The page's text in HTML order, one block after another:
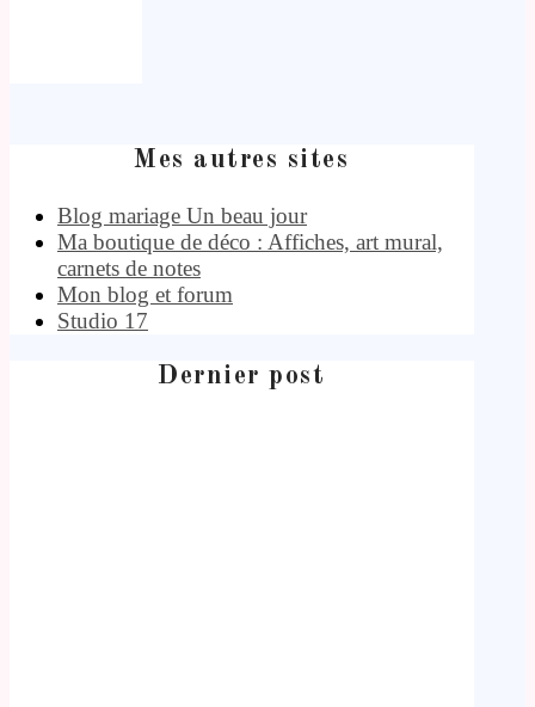
Mes autres sites
Blog mariage Un beau jour
Ma boutique de déco : Affiches, art mural,
carnets de notes
Mon blog et forum
Studio 17
Dernier post